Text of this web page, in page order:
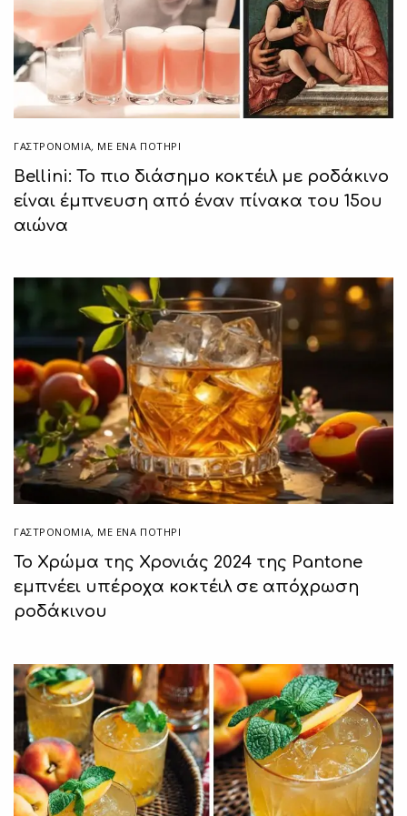
ΓΑΣΤΡΟΝΟΜΙΑ, ΜΕ ΈΝΑ ΠΟΤΉΡΙ
Bellini: Το πιο διάσημο κοκτέιλ με ροδάκινο
είναι έμπνευση από έναν πίνακα του 15ου
αιώνα
ΓΑΣΤΡΟΝΟΜΙΑ, ΜΕ ΈΝΑ ΠΟΤΉΡΙ
Το Χρώμα της Χρονιάς 2024 της Pantone
εμπνέει υπέροχα κοκτέιλ σε απόχρωση
ροδάκινου